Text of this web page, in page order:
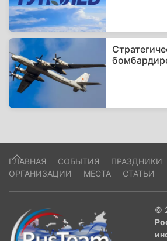
ГЛАВНАЯ СОБЫТИЯ ПРАЗДНИКИ
ОРГАНИЗАЦИИ
МЕСТА СТАТЬИ
©